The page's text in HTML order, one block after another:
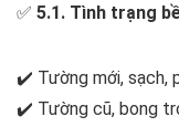
✅ 5.1. Tình trạng
✔️ Tường mới, sạch,
✔️ Tường cũ, bong